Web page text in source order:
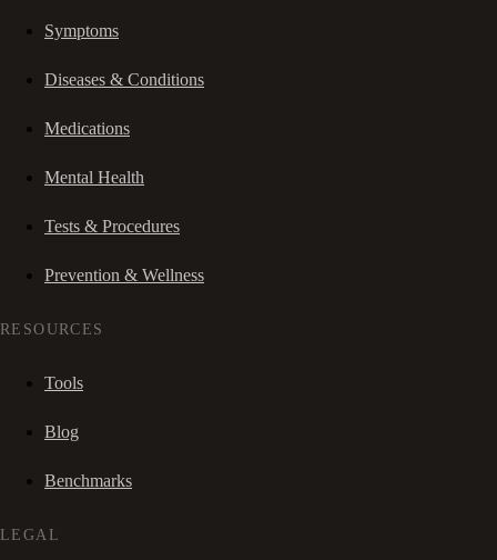
Symptoms
Diseases & Conditions
Medications
Mental Health
Tests & Procedures
Prevention & Wellness
RESOURCES
Tools
Blog
Benchmarks
LEGAL